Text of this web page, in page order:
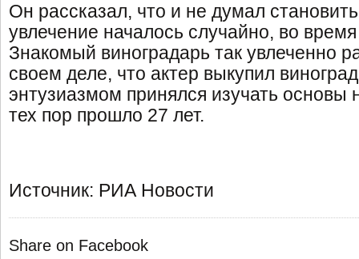
Он рассказал, что и не думал
увлечение началось случайно, во
Знакомый виноградарь так увлеченно
своем деле, что актер выкупил
энтузиазмом принялся изучать
тех пор прошло 27 лет.
Источник: РИА Новости
Share on Facebook